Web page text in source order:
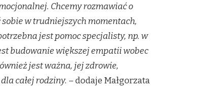
Chcemy rozmawiać o
w trudniejszych momentach,
jest pomoc specjalisty, np. w
budowanie większej empatii wobec
jest ważna, jej zdrowie,
całej rodziny. – dodaje Małgorzata